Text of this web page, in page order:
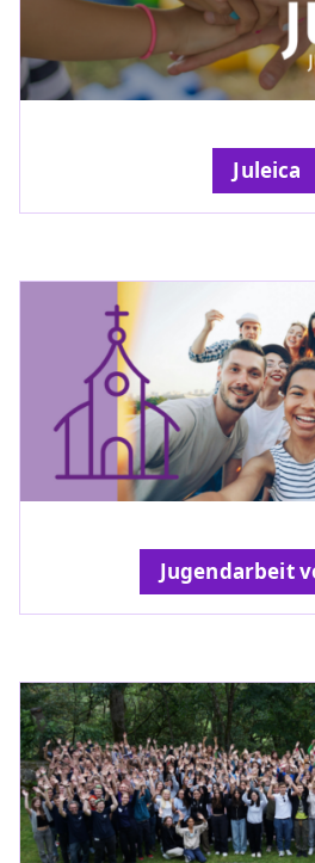
Juleica
Jugendarbeit